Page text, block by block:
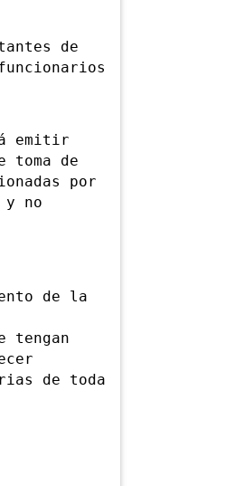
de
emitir
toma de
por
no
de la
tengan
de toda